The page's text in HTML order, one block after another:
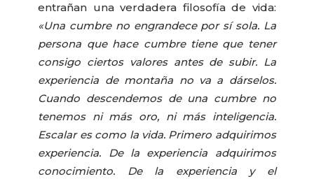
entrañan una verdadera filosofía de vida:
«Una cumbre no engrandece por sí sola. La
persona que hace cumbre tiene que tener
consigo ciertos valores antes de subir. La
experiencia de montaña no va a dárselos.
Cuando descendemos de una cumbre no
tenemos ni más oro, ni más inteligencia.
Escalar es como la vida. Primero adquirimos
experiencia. De la experiencia adquirimos
conocimiento. De la experiencia y el